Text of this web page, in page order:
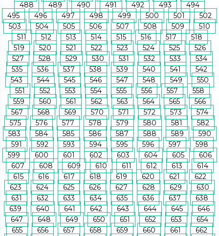
488
489 490 491 492 493
494
495
496 497 498 499 500 501
502
503
504 505 506 507 508 509
510
511
512 513 514 515 516 517
518
519
520 521 522 523 524 525
526
527
528 529 530 531 532 533
534
535
536 537 538 539 540 541
542
543
544 545 546 547 548 549
550
551
552 553 554 555 556 557
558
559
560 561 562 563 564 565
566
567
568 569 570 571 572 573
574
575
576 577 578 579 580 581
582
583
584 585 586 587 588 589
590
591
592 593 594 595 596 597
598
599
600 601 602 603 604 605
606
607
608 609 610 611 612 613
614
615
616 617 618 619 620 621
622
623
624 625 626 627 628 629
630
631
632 633 634 635 636 637
638
639
640 641 642 643 644 645
646
647
648 649 650 651 652 653
654
655
656 657 658 659 660 661
662